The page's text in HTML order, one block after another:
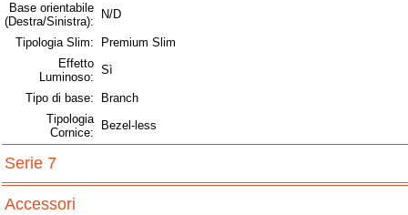
Base orientabile
(Destra/Sinistra):
N/D
Tipologia Slim:
Premium Slim
Effetto
Luminoso:
Sì
Tipo di base:
Branch
Tipologia
Cornice:
Bezel-less
Serie 7
Accessori